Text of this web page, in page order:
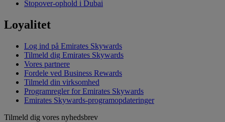
Stopover-ophold i Dubai
Loyalitet
Log ind på Emirates Skywards
Tilmeld dig Emirates Skywards
Vores partnere
Fordele ved Business Rewards
Tilmeld din virksomhed
Programregler for Emirates Skywards
Emirates Skywards-programopdateringer
Tilmeld dig vores nyhedsbrev